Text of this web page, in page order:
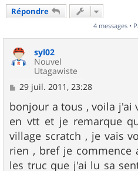
Répondre
4 messages •
syl02
Nouvel
Utagawiste
M
s
s
a
g
e
29 juil. 2011, 23:28
bonjour a tous , voila j'ai
en vtt et je remarque
village scratch , je vais
rien , bref je commence
les truc que j'ai lu sa